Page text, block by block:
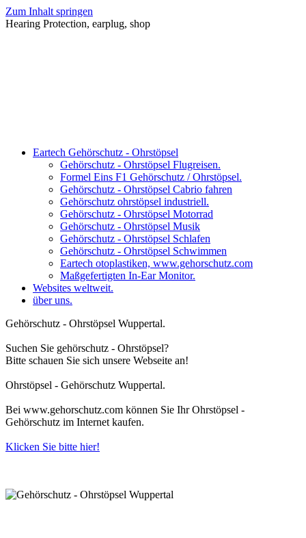
Zum Inhalt springen
Hearing Protection, earplug, shop
Eartech Gehörschutz - Ohrstöpsel
Gehörschutz - Ohrstöpsel Flugreisen.
Formel Eins F1 Gehörschutz / Ohrstöpsel.
Gehörschutz - Ohrstöpsel Cabrio fahren
Gehörschutz ohrstöpsel industriell.
Gehörschutz - Ohrstöpsel Motorrad
Gehörschutz - Ohrstöpsel Musik
Gehörschutz - Ohrstöpsel Schlafen
Gehörschutz - Ohrstöpsel Schwimmen
Eartech otoplastiken, www.gehorschutz.com
Maßgefertigten In-Ear Monitor.
Websites weltweit.
über uns.
Gehörschutz - Ohrstöpsel Wuppertal.
Suchen Sie gehörschutz - Ohrstöpsel?
Bitte schauen Sie sich unsere Webseite an!
Ohrstöpsel - Gehörschutz Wuppertal.
Bei www.gehorschutz.com können Sie Ihr Ohrstöpsel -
Gehörschutz im Internet kaufen.
Klicken Sie bitte hier!